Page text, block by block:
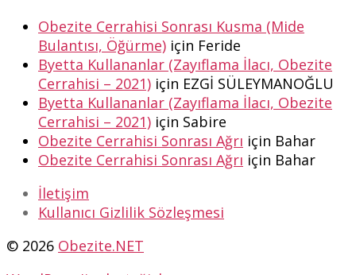
Obezite Cerrahisi Sonrası Kusma (Mide
Bulantısı, Öğürme) için Feride
Byetta Kullananlar (Zayıflama İlacı, Obezite
Cerrahisi – 2021) için EZGİ SÜLEYMANOĞLU
Byetta Kullananlar (Zayıflama İlacı, Obezite
Cerrahisi – 2021) için Sabire
Obezite Cerrahisi Sonrası Ağrı için Bahar
Obezite Cerrahisi Sonrası Ağrı için Bahar
İletişim
Kullanıcı Gizlilik Sözleşmesi
© 2026 Obezite.NET